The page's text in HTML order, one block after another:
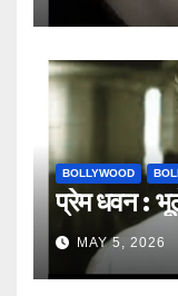
BOLLYWOOD
प्रेम धवन :
MAY 5, 2026